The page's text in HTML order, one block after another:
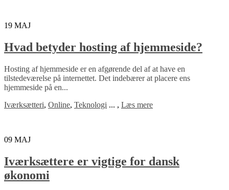
19 MAJ
Hvad betyder hosting af hjemmeside?
Hosting af hjemmeside er en afgørende del af at have en
tilstedeværelse på internettet. Det indebærer at placere ens
hjemmeside på en...
Iværksætteri, Online, Teknologi ... , Læs mere
09 MAJ
Iværksættere er vigtige for dansk
økonomi